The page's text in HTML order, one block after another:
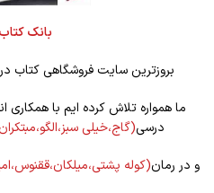
بانک
بروزترین سایت فروشگاهی کتاب
ما همواره تلاش کرده ایم با
درسی(گاج،خیلی
و در رمان(کوله